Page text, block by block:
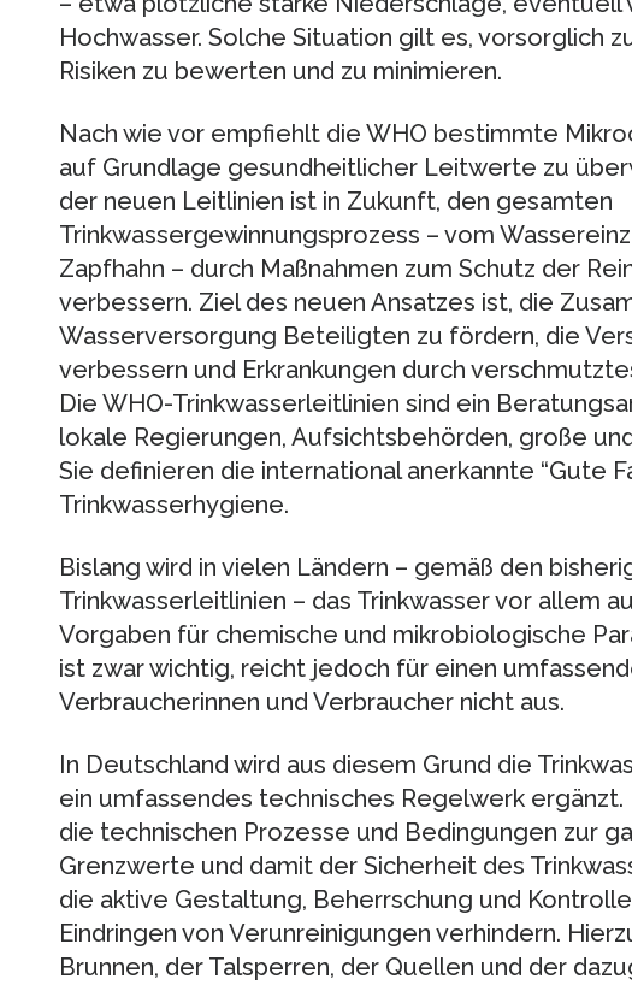
Hochwasser. Solche Situation gilt es, vorsorglich
Risiken zu bewerten und zu minimieren.
Nach wie vor empfiehlt die WHO bestimmte
auf Grundlage gesundheitlicher Leitwerte zu
der neuen Leitlinien ist in Zukunft, den gesamten
Trinkwassergewinnungsprozess – vom
Zapfhahn – durch Maßnahmen zum Schutz der
verbessern. Ziel des neuen Ansatzes ist, die
Wasserversorgung Beteiligten zu fördern, die
verbessern und Erkrankungen durch
Die WHO-Trinkwasserleitlinien sind ein
lokale Regierungen, Aufsichtsbehörden, große
Sie definieren die international anerkannte “Gute
Trinkwasserhygiene.
Bislang wird in vielen Ländern – gemäß den
Trinkwasserleitlinien – das Trinkwasser vor allem
Vorgaben für chemische und mikrobiologische
ist zwar wichtig, reicht jedoch für einen
Verbraucherinnen und Verbraucher nicht aus.
In Deutschland wird aus diesem Grund die
ein umfassendes technisches Regelwerk
die technischen Prozesse und Bedingungen zur
Grenzwerte und damit der Sicherheit des
die aktive Gestaltung, Beherrschung und
Eindringen von Verunreinigungen verhindern.
Brunnen, der Talsperren, der Quellen und der